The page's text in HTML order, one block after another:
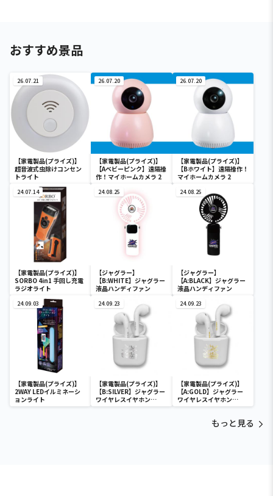
おすすめ景品
26.07.21
【家電製品(プライズ)】
超音波式虫除けコンセン
トライト
26.07.20
【家電製品(プライズ)】
【Aベビーピンク】遠隔操
作！マイホームカメラ 2
26.07.20
【家電製品(プライズ)】
【Bホワイト】遠隔操作！
マイホームカメラ 2
24.07.14
【家電製品(プライズ)】
SORBO 4in1 手回し充電
ラジオライト
24.08.25
【ジャグラー】
【B:WHITE】ジャグラー
液晶ハンディファン
24.08.25
【ジャグラー】
【A:BLACK】ジャグラー
液晶ハンディファン
24.09.03
【家電製品(プライズ)】
2WAY LEDイルミネーシ
ョンライト
24.09.23
【家電製品(プライズ)】
【B:SILVER】ジャグラー
ワイヤレスイヤホン
2(GOLD&SILVER)
24.09.23
【家電製品(プライズ)】
【A:GOLD】ジャグラー
ワイヤレスイヤホン
2(GOLD&SILVER)
もっと見る